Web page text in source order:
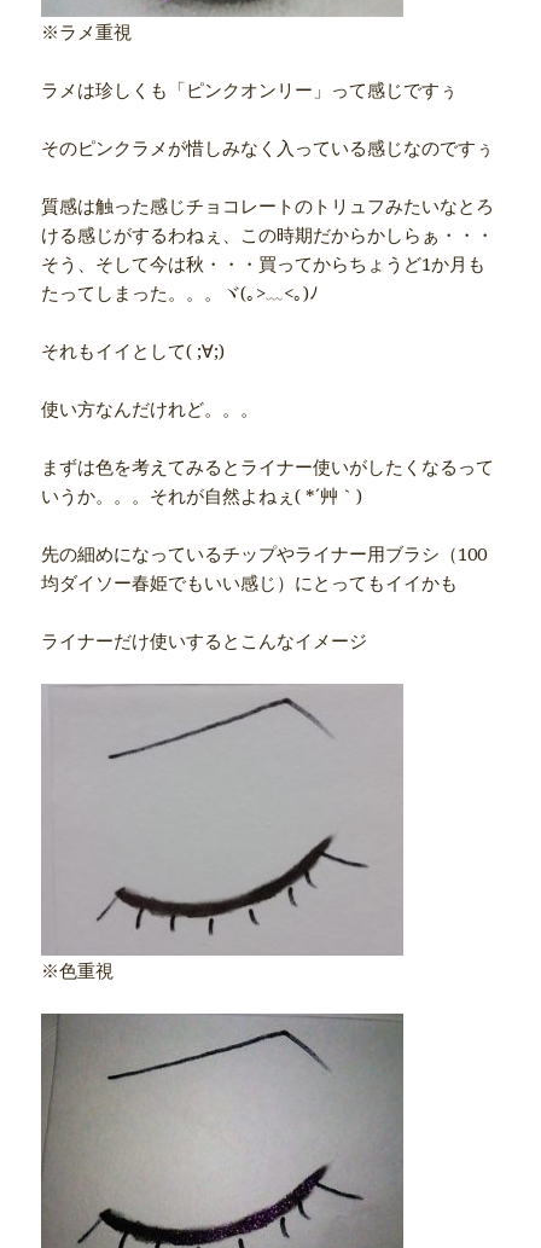
※ラメ重視
ラメは珍しくも「ピンクオンリー」って感じですぅ
そのピンクラメが惜しみなく入っている感じなのですぅ
質感は触った感じチョコレートのトリュフみたいなとろ
ける感じがするわねぇ、この時期だからかしらぁ・・・
そう、そして今は秋・・・買ってからちょうど1か月も
たってしまった。。。ヾ(｡>﹏<｡)ﾉ
それもイイとして( ;∀;)
使い方なんだけれど。。。
まずは色を考えてみるとライナー使いがしたくなるって
いうか。。。それが自然よねぇ( *´艸｀)
先の細めになっているチップやライナー用ブラシ（100
均ダイソー春姫でもいい感じ）にとってもイイかも
ライナーだけ使いするとこんなイメージ
※色重視